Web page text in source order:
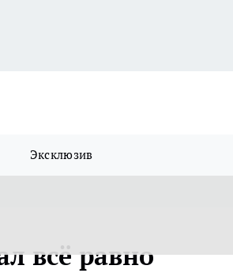
Эксклюзив
всё равно